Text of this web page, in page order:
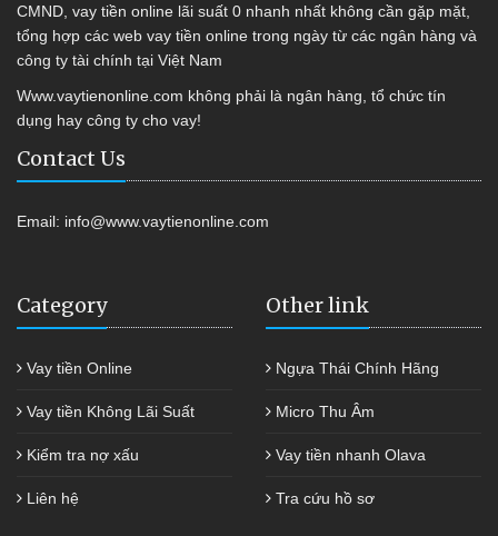
CMND, vay tiền online lãi suất 0 nhanh nhất không cần gặp mặt,
tổng hợp các web vay tiền online trong ngày từ các ngân hàng và
công ty tài chính tại Việt Nam
Www.vaytienonline.com không phải là ngân hàng, tổ chức tín
dụng hay công ty cho vay!
Contact Us
Email: info@www.vaytienonline.com
Category
Vay tiền Online
Vay tiền Không Lãi Suất
Kiểm tra nợ xấu
Liên hệ
Other link
Ngựa Thái Chính Hãng
Micro Thu Âm
Vay tiền nhanh Olava
Tra cứu hồ sơ